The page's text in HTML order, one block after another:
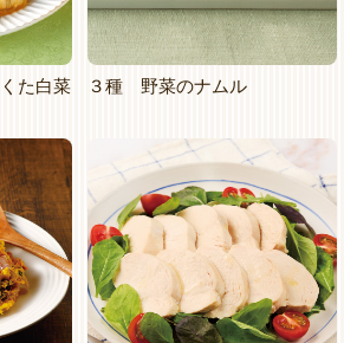
た白菜
３種 野菜のナムル